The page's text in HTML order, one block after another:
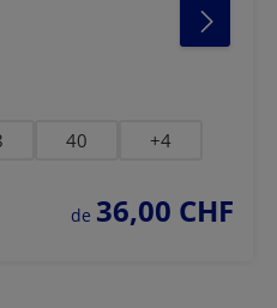
40 +4
prix régulier :
de 36,00 CHF